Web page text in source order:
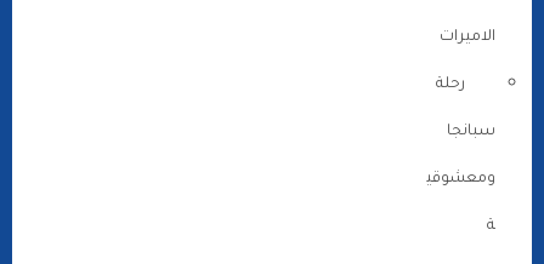
الاميرات
رحلة
سبانجا
ومعشوقي
ة